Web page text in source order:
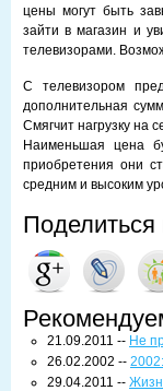
цены могут быть
зайти в магазин и
телевизорами.
С телевизором
дополнительная
Смягчит нагрузку на
Наименьшая цена
приобретения они
средним и высоким
Поделиться
21.09.2011 -- Не
26.02.2002 --
29.04.2011 --